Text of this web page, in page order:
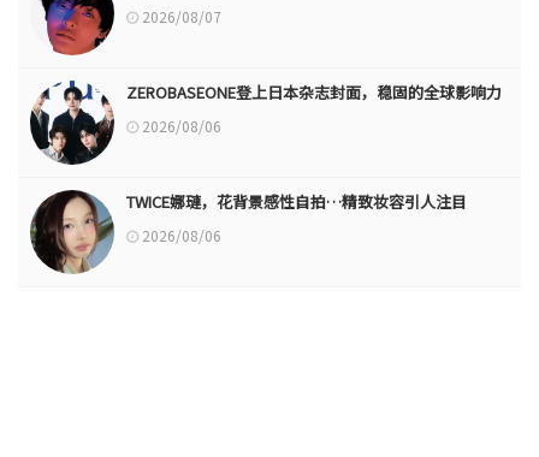
2026/08/07
ZEROBASEONE登上日本杂志封面，稳固的全球影响力
2026/08/06
TWICE娜璉，花背景感性自拍…精致妆容引人注目
2026/08/06